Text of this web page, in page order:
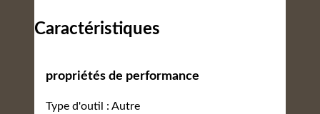
Caractéristiques
propriétés de performance
Type d'outil : Autre